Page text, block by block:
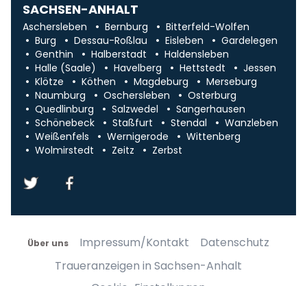
SACHSEN-ANHALT
Aschersleben Bernburg
Bitterfeld-Wolfen
Burg
Dessau-Roßlau Eisleben
Gardelegen
Genthin
Halberstadt
Haldensleben
Halle (Saale)
Havelberg Hettstedt
Jessen
Klötze
Köthen Magdeburg
Merseburg
Naumburg
Oschersleben
Osterburg
Quedlinburg
Salzwedel
Sangerhausen
Schönebeck
Staßfurt Stendal
Wanzleben
Weißenfels
Wernigerode
Wittenberg
Wolmirstedt
Zeitz Zerbst
Über uns Impressum/Kontakt
Datenschutz
Traueranzeigen in Sachsen-Anhalt